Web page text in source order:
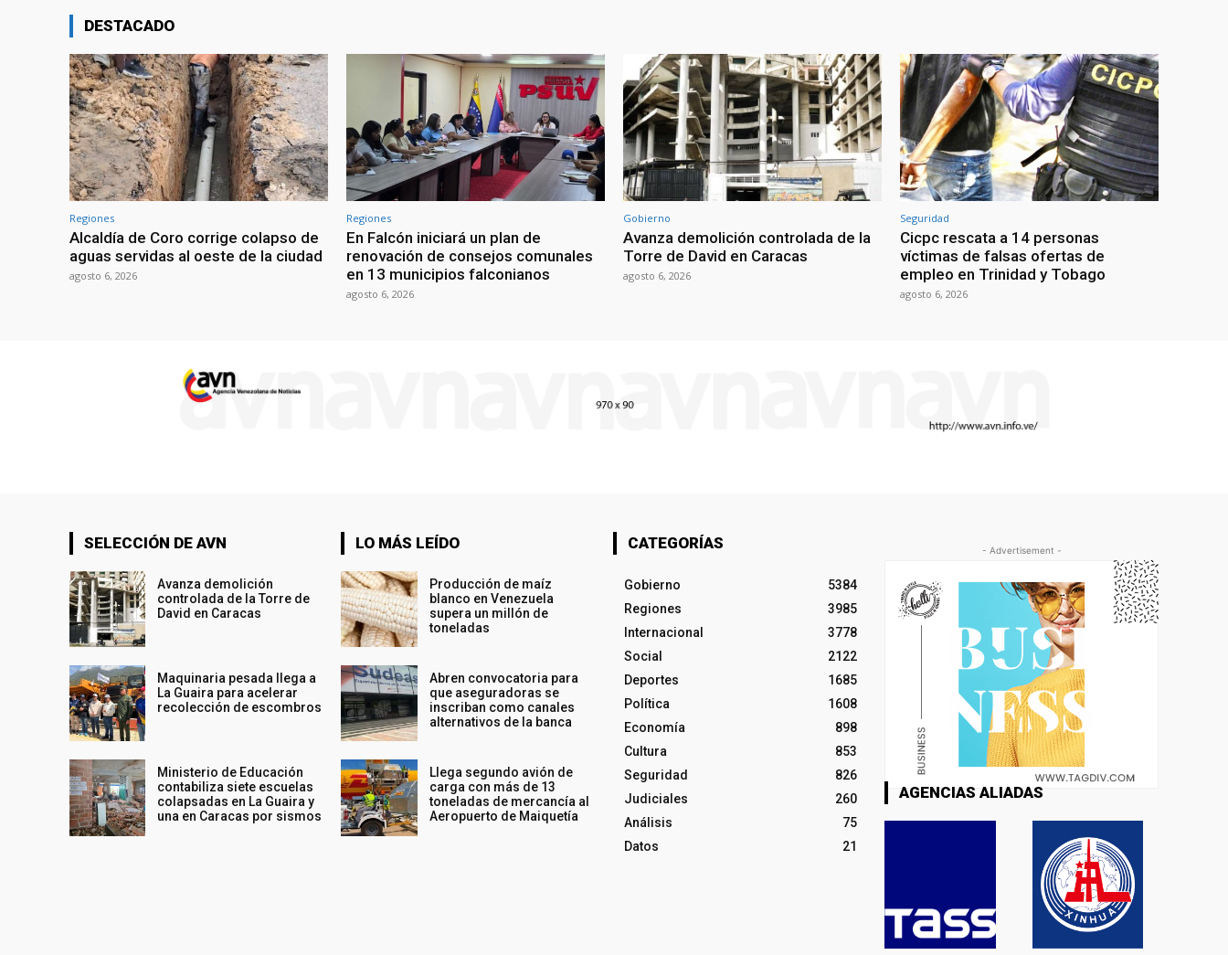
DESTACADO
Regiones
Alcaldía de Coro corrige colapso de
aguas servidas al oeste de la ciudad
agosto 6, 2026
Regiones
En Falcón iniciará un plan de
renovación de consejos comunales
en 13 municipios falconianos
agosto 6, 2026
Gobierno
Avanza demolición controlada de la
Torre de David en Caracas
agosto 6, 2026
Seguridad
Cicpc rescata a 14 personas
víctimas de falsas ofertas de
empleo en Trinidad y Tobago
agosto 6, 2026
SELECCIÓN DE AVN
Avanza demolición
controlada de la Torre de
David en Caracas
Maquinaria pesada llega a
La Guaira para acelerar
recolección de escombros
Ministerio de Educación
contabiliza siete escuelas
colapsadas en La Guaira y
una en Caracas por sismos
LO MÁS LEÍDO
Producción de maíz
blanco en Venezuela
supera un millón de
toneladas
Abren convocatoria para
que aseguradoras se
inscriban como canales
alternativos de la banca
Llega segundo avión de
carga con más de 13
toneladas de mercancía al
Aeropuerto de Maiquetía
CATEGORÍAS
Gobierno
5384
Regiones
3985
Internacional
3778
Social
2122
Deportes
1685
Política
1608
Economía
898
Cultura
853
Seguridad
826
Judiciales
260
Análisis
75
Datos
21
- Advertisement -
AGENCIAS ALIADAS